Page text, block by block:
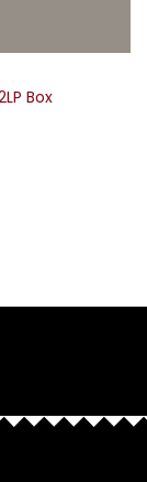
Box